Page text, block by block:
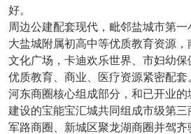
好。
周边公建配套现代，毗邻盐城市第
大盐城附属初高中等优质教育资源
文化广场，卡迪欢乐世界、市妇幼
优质教育、商业、医疗资源紧密配套
河东商圈核心组成部分，和已开业
建设的宝能宝汇城共同组成市级第
军路商圈、新城区聚龙湖商圈并驾齐